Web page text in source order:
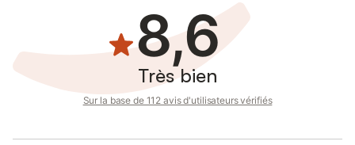
8,6
Très bien
Sur la base de 112 avis d'utilisateurs vérifiés